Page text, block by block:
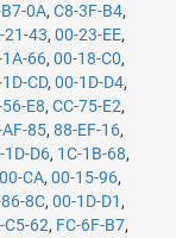
0A, C8-3F-B4,
21-43, 00-23-EE,
66, 00-18-C0,
CD, 00-1D-D4,
E8, CC-75-E2,
AF-85, 88-EF-16,
1D-D6, 1C-1B-68,
CA, 00-15-96,
8C, 00-1D-D1 ,
C5-62, FC-6F-B7,